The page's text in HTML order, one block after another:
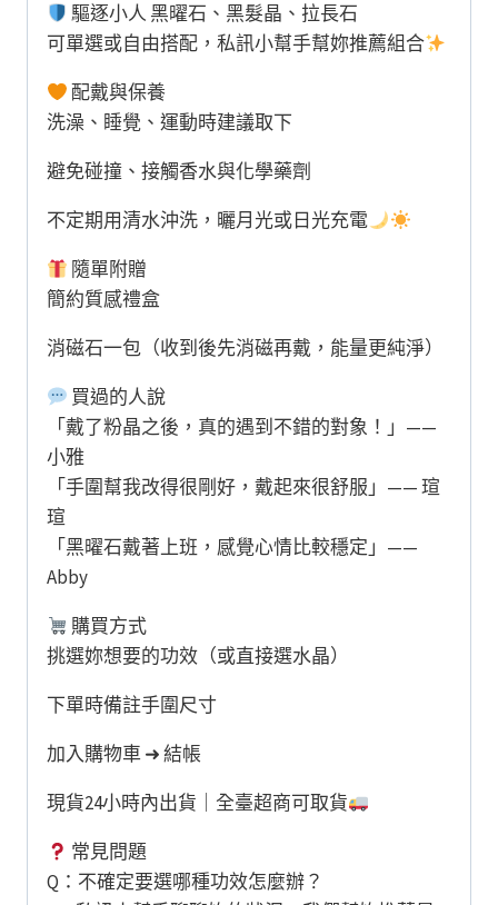
驅逐小人 黑曜石、黑髮晶、拉長石
可單選或自由搭配，私訊小幫手幫妳推薦組合
配戴與保養
洗澡、睡覺、運動時建議取下
避免碰撞、接觸香水與化學藥劑
不定期用清水沖洗，曬月光或日光充電
隨單附贈
簡約質感禮盒
消磁石一包（收到後先消磁再戴，能量更純淨）
買過的人說
「戴了粉晶之後，真的遇到不錯的對象！」——
小雅
「手圍幫我改得很剛好，戴起來很舒服」—— 瑄
瑄
「黑曜石戴著上班，感覺心情比較穩定」——
Abby
購買方式
挑選妳想要的功效（或直接選水晶）
下單時備註手圍尺寸
加入購物車 ➜ 結帳
現貨24小時內出貨｜全臺超商可取貨
常見問題
Q：不確定要選哪種功效怎麼辦？